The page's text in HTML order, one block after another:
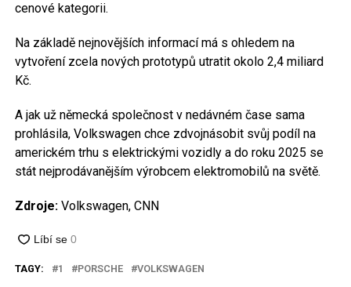
cenové kategorii.
Na základě nejnovějších informací má s ohledem na
vytvoření zcela nových prototypů utratit okolo 2,4 miliard
Kč.
A jak už německá společnost v nedávném čase sama
prohlásila, Volkswagen chce zdvojnásobit svůj podíl na
americkém trhu s elektrickými vozidly a do roku 2025 se
stát nejprodávanějším výrobcem elektromobilů na světě.
Zdroje:Volkswagen, CNN
TAGY: 1 PORSCHE VOLKSWAGEN